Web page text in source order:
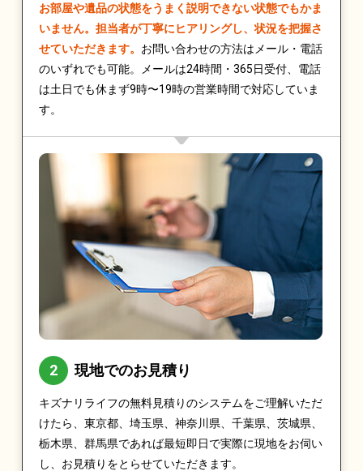
お部屋や遺品の状態をうまく説明できない状態でもかま
いません。担当者が丁寧にヒアリングし、状況を把握さ
せていただきます。 お問い合わせの方法はメール・電話
のいずれでも可能。メールは24時間・365日受付、電話
は土日でも休まず9時〜19時の営業時間で対応していま
す。
現地でのお見積り
キズナリライフの無料見積りのシステムをご理解いただ
けたら、東京都、埼玉県、神奈川県、千葉県、茨城県、
栃木県、群馬県であれば最短即日で実際に現地をお伺い
し、お見積りをとらせていただきます。